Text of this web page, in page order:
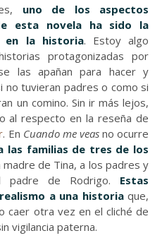
uno de los aspectos
esta novela ha sido la
en la historia. Estoy algo
protagonizadas por
las apañan para hacer y
no tuvieran padres o como si
un comino. Sin ir más lejos,
al respecto en la reseña de
. En Cuando me veasno ocurre
las familias de tres de los
madre de Tina, a los padres y
padre de Rodrigo. Estas
a una historiaque,
caer otra vez en el cliché de
vigilancia paterna.